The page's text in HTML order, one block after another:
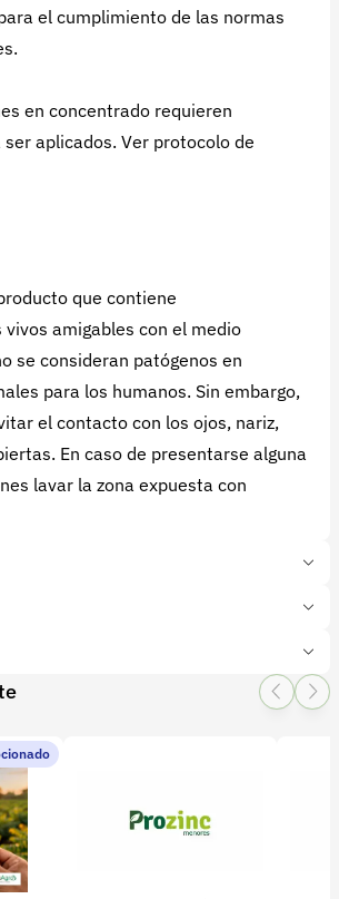
el cumplimiento de las normas
en concentrado requieren
aplicados. Ver protocolo de
que contiene
amigables con el medio
se consideran patógenos en
para los humanos. Sin embargo,
el contacto con los ojos, nariz,
En caso de presentarse alguna
lavar la zona expuesta con
Biológico
4 Star